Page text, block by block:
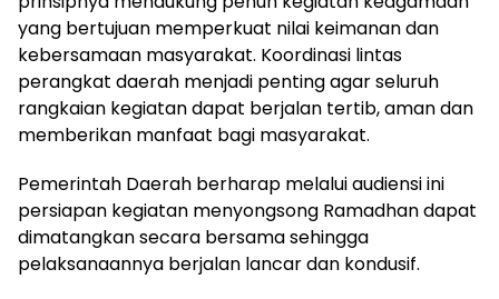
yang bertujuan memperkuat nilai keimanan dan
kebersamaan masyarakat. Koordinasi lintas
perangkat daerah menjadi penting agar seluruh
rangkaian kegiatan dapat berjalan tertib, aman dan
memberikan manfaat bagi masyarakat.
Pemerintah Daerah berharap melalui audiensi ini
persiapan kegiatan menyongsong Ramadhan dapat
dimatangkan secara bersama sehingga
pelaksanaannya berjalan lancar dan kondusif.